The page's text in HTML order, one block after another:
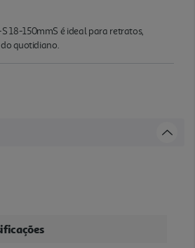
18-150mmS é ideal para retratos,
do quotidiano.